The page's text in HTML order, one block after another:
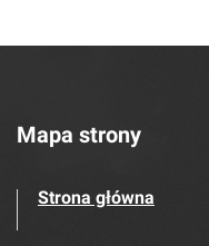
Mapa strony
Strona główna